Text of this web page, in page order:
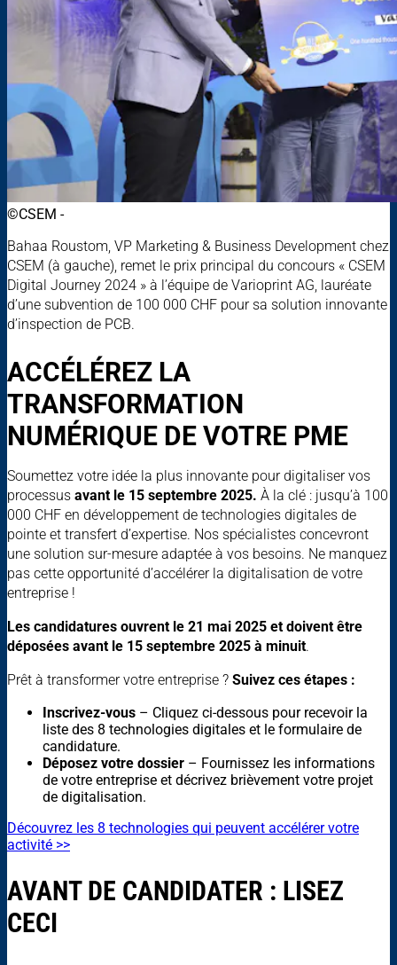
©CSEM -
Bahaa Roustom, VP Marketing & Business Development chez
CSEM (à gauche), remet le prix principal du concours « CSEM
Digital Journey 2024 » à l’équipe de Varioprint AG, lauréate
d’une subvention de 100 000 CHF pour sa solution innovante
d’inspection de PCB.
ACCÉLÉREZ LA
TRANSFORMATION
NUMÉRIQUE DE VOTRE PME
Soumettez votre idée la plus innovante pour digitaliser vos
processus avant le 15 septembre 2025. À la clé : jusqu’à 100
000 CHF en développement de technologies digitales de
pointe et transfert d’expertise. Nos spécialistes concevront
une solution sur-mesure adaptée à vos besoins. Ne manquez
pas cette opportunité d’accélérer la digitalisation de votre
entreprise !
Les candidatures ouvrent le 21 mai 2025 et doivent être
déposées avant le 15 septembre 2025 à minuit.
Prêt à transformer votre entreprise ? Suivez ces étapes :
Inscrivez-vous – Cliquez ci-dessous pour recevoir la
liste des 8 technologies digitales et le formulaire de
candidature.
Déposez votre dossier – Fournissez les informations
de votre entreprise et décrivez brièvement votre projet
de digitalisation.
Découvrez les 8 technologies qui peuvent accélérer votre
activité >>
AVANT DE CANDIDATER : LISEZ
CECI